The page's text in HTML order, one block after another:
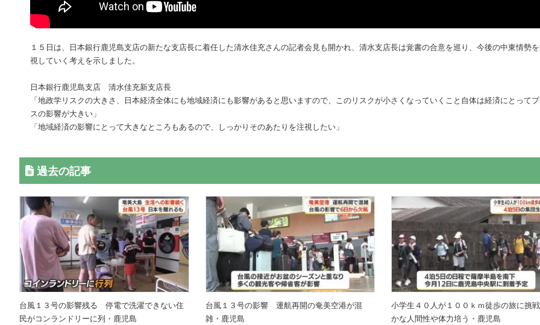
１５日は、日本銀行鹿児島支店の新たな支店長に着任した清水佳充さんの記者会見も開かれ、清水支店長は覚書の合意を巡り、今後の中東情勢
視していく考えを示しました。
日本銀行鹿児島支店 清水佳充新支店長
「地政学リスクの大きさ、日本経済全体にも地域経済にも影響があると思いますので、このリスクが小さくなっていくこと自体は経済にとって
スの影響が大きい」
「地域経済の影響にとって大きなところもあるので、しっかりそのあたりを注視したい」
過去の記事
台風１３号の影響残る 停電で洗濯できない住
民がコンランドリーに列・鹿児島
台風１３号の影響 運航再開の奄美空港が混
雑・鹿児島
小学生４０人が１００ｋｍ徒歩の旅に挑
かな人間性や体力培う・鹿児島